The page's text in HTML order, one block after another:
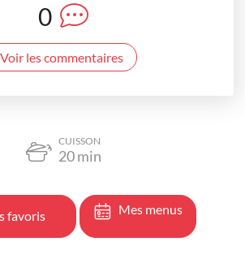
0
Voir les commentaires
CUISSON
20min
favoris Mes menus